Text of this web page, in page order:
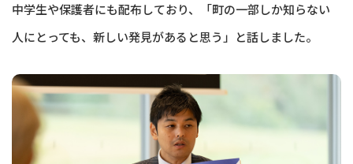
中学生や保護者にも配布しており、「町の一部しか知らない
人にとっても、新しい発見があると思う」と話しました。